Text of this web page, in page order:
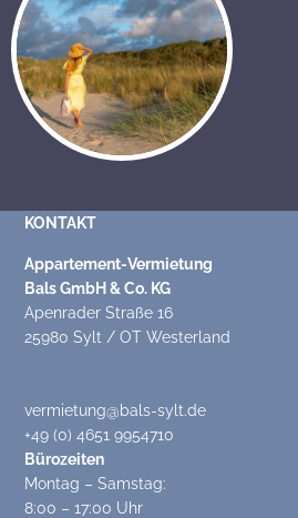
KONTAKT
Appartement-Vermietung
Bals GmbH & Co. KG
Apenrader Straße 16
25980 Sylt / OT Westerland
vermietung@bals-sylt.de
+49 (0) 4651 9954710
Bürozeiten
Montag – Samstag:
8:00 – 17:00 Uhr